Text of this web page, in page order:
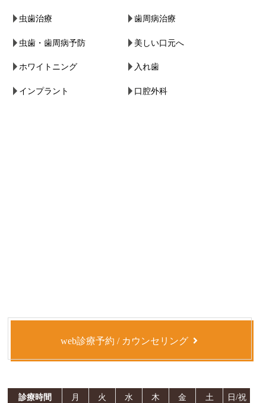
虫歯治療 歯周病治療
虫歯・歯周病予防 美しい口元へ
ホワイトニング 入れ歯
インプラント 口腔外科
web診療予約 / カウンセリング
診療時間 月 火 水 木 金 土 日/祝